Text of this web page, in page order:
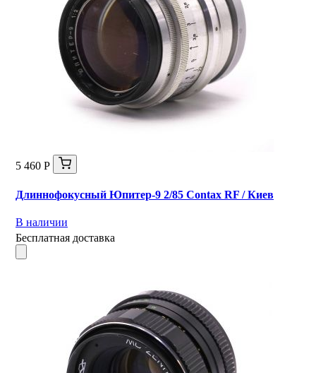
5 460 Р
Длиннофокусный Юпитер-9 2/85 Contax RF / Киев
В наличии
Бесплатная доставка